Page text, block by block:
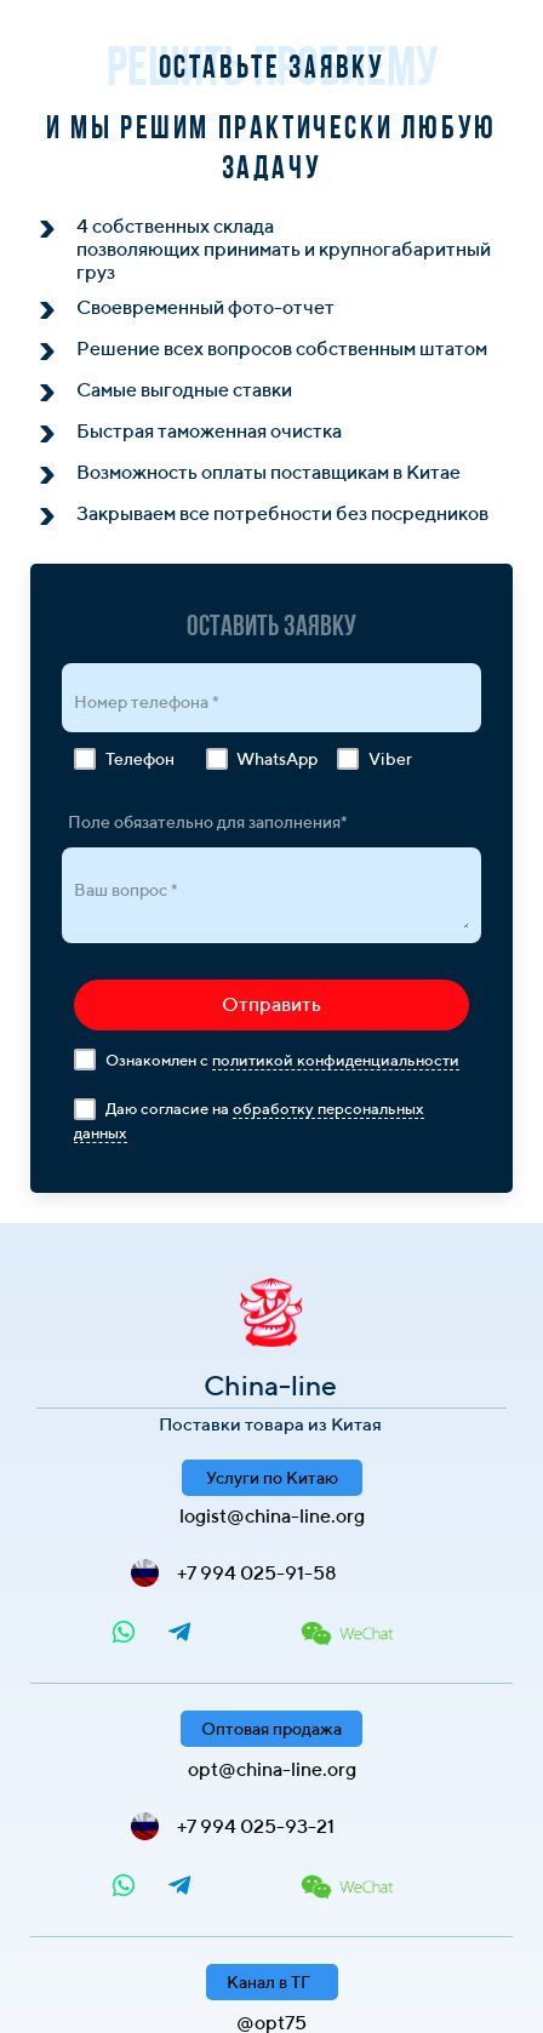
РЕШИТЬ ПРОБЛЕМУ
Оставьте заявку
и мы решим практически любую
задачу
4 собственных склада
позволяющих принимать и крупногабаритный
груз
Своевременный фото-отчет
Решение всех вопросов собственным штатом
Самые выгодные ставки
Быстрая таможенная очистка
Возможность оплаты поставщикам в Китае
Закрываем все потребности без посредников
Оставить заявку
Номер телефона *
Телефон WhatsApp Viber
Поле обязательно для заполнения*
Ваш вопрос *
Отправить
Ознакомлен с политикой конфиденциальности
Даю согласие на обработку персональных
данных
China-line
Поставки товара из Китая
Услуги по Китаю
logist@china-line.org
+7 994 025-91-58
Оптовая продажа
opt@china-line.org
+7 994 025-93-21
Канал в ТГ
@opt75